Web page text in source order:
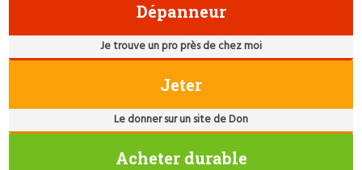
Dépanneur
Je trouve un pro près de chez moi
Jeter
Le donner sur un site de Don
Acheter durable